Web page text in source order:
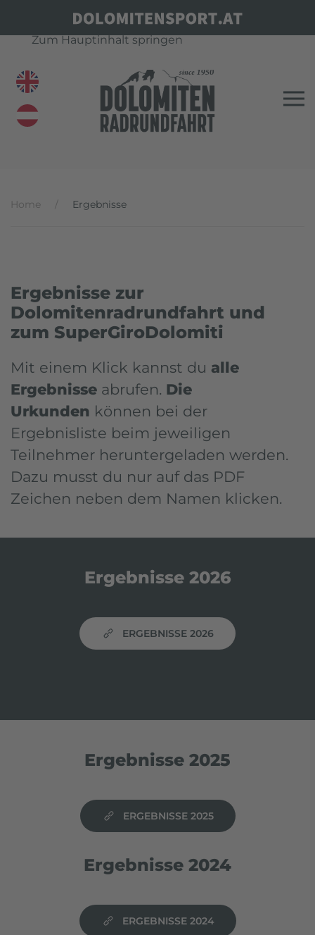
Zum Hauptinhalt springen
Home Ergebnisse
Ergebnisse zur
Dolomitenradrundfahrt und
zum SuperGiroDolomiti
Mit einem Klick kannst du alle
Ergebnisse abrufen. Die
Urkunden können bei der
Ergebnisliste beim jeweiligen
Teilnehmer heruntergeladen werden.
Dazu musst du nur auf das PDF
Zeichen neben dem Namen klicken.
Ergebnisse 2026
ERGEBNISSE 2026
Ergebnisse 2025
ERGEBNISSE 2025
Ergebnisse 2024
ERGEBNISSE 2024